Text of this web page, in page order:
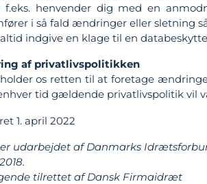
f.eks. henvender dig med en
i så fald ændringer eller sletning
indgive en klage til en
af privatlivspolitikken
os retten til at foretage
tid gældende privatlivspolitik vil
1. april 2022
udarbejdet af Danmarks
tilrettet af Dansk Firmaidræt